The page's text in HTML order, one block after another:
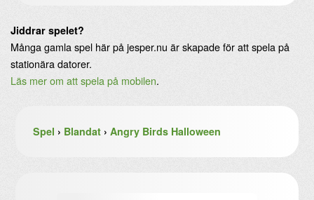
Jiddrar spelet?
Många gamla spel här på jesper.nu är skapade för att spela på
stationära datorer.
Läs mer om att spela på mobilen.
Spel › Blandat› Angry Birds Halloween